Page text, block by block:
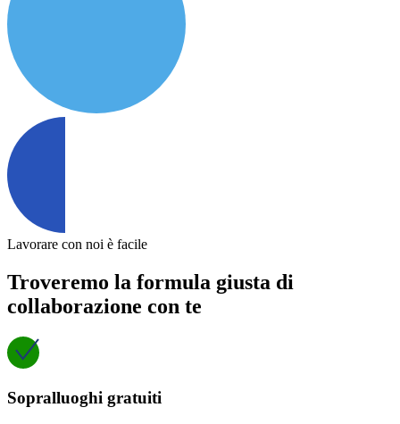
Lavorare con noi è facile
Troveremo la formula giusta di
collaborazione con te
Sopralluoghi gratuiti